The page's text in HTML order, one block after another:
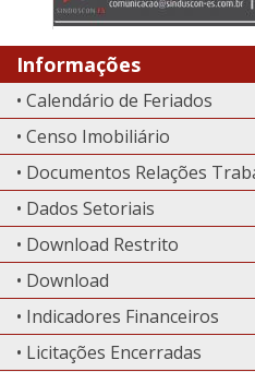
Informações
• Calendário de Feriados
• Censo Imobiliário
• Documentos Relações
• Dados Setoriais
• Download Restrito
• Download
• Indicadores Financeiros
• Licitações Encerradas